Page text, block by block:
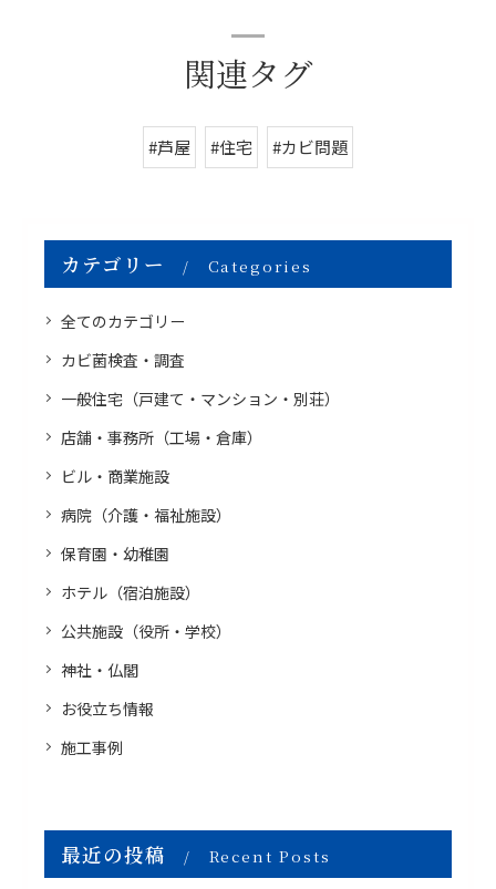
関連タグ
#芦屋 #住宅 #カビ問題
カテゴリー Categories
全てのカテゴリー
カビ菌検査・調査
一般住宅（戸建て・マンション・別荘）
店舗・事務所（工場・倉庫）
ビル・商業施設
病院（介護・福祉施設）
保育園・幼稚園
ホテル（宿泊施設）
公共施設（役所・学校）
神社・仏閣
お役立ち情報
施工事例
最近の投稿 Recent Posts